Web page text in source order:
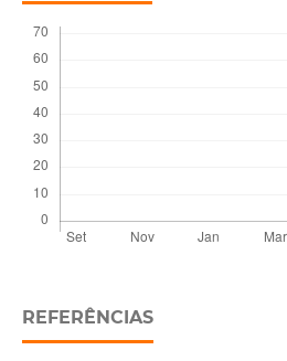
REFERÊNCIAS